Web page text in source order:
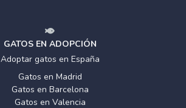
GATOS EN ADOPCIÓN
Adoptar gatos en España
Gatos en Madrid
Gatos en Barcelona
Gatos en Valencia